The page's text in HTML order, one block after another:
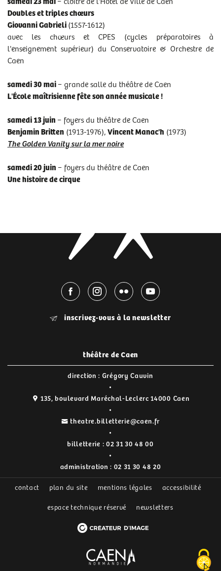
samedi 23 mai − cloître de l'Hôtel de Ville de Caen
Doubles et triples chœurs
Giovanni Gabrieli (1557-1612)
avec les chœurs etCPES (cycles préparatoires à
l'enseignement supérieur) du Conservatoire & Orchestre de
Caen
samedi 30 mai − grande salle du théâtre de Caen
L'École maîtrisienne fête son année musicale !
samedi 13 juin − foyers du théâtre de Caen
Benjamin Britten (1913-1976), Vincent Manac'h (1973)
The Golden Vanity sur la mer noire
samedi 20 juin − foyers du théâtre de Caen
Une histoire de cirque
inscrivez-vous à la newsletter
théâtre de Caen
direction : Grégory Cauvin
135, boulevard Maréchal-Leclerc 14000 Caen
theatre.billetterie@caen.fr
billetterie : 02 31 30 48 00
administration : 02 31 30 48 20
contact plan du site mentions légales accessibilité
espace technique réservé newsletters